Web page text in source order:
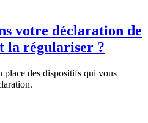
votre déclaration de
la régulariser ?
des dispositifs qui vous